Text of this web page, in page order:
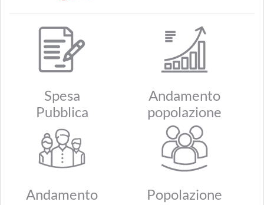
Spesa
Pubblica
Andamento
popolazione
Andamento
Popolazione